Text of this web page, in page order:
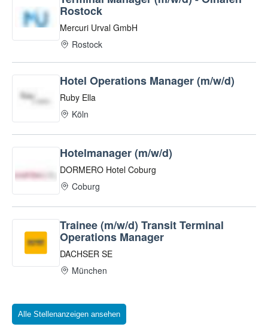
Alle Stellenanzeigen ansehen